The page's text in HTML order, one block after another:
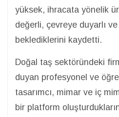
yüksek, ihracata yönelik
değerli, çevreye duyarlı
beklediklerini kaydetti.
Doğal taş sektöründeki
duyan profesyonel ve
tasarımcı, mimar ve iç
bir platform